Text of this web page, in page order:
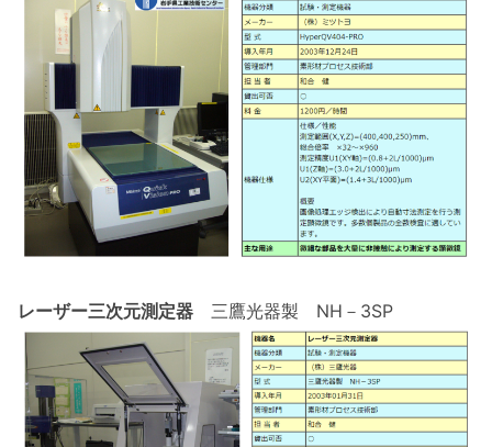
レーザー三次元測定器 三鷹光器製 NH－3SP